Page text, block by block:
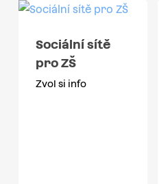
Sociální sítě
pro ZŠ
Zvol si info